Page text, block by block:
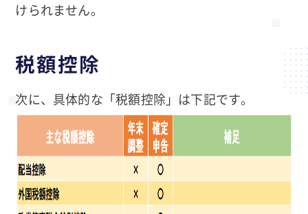
けられません。
税額控除
次に、具体的な「税額控除」は下記です。